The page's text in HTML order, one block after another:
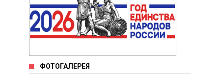
ФОТОГАЛЕРЕЯ